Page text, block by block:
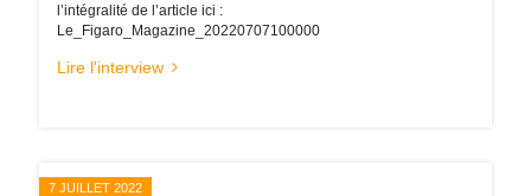
l’intégralité de l’article ici :
Le_Figaro_Magazine_20220707100000
Lire l'interview
7 JUILLET 2022